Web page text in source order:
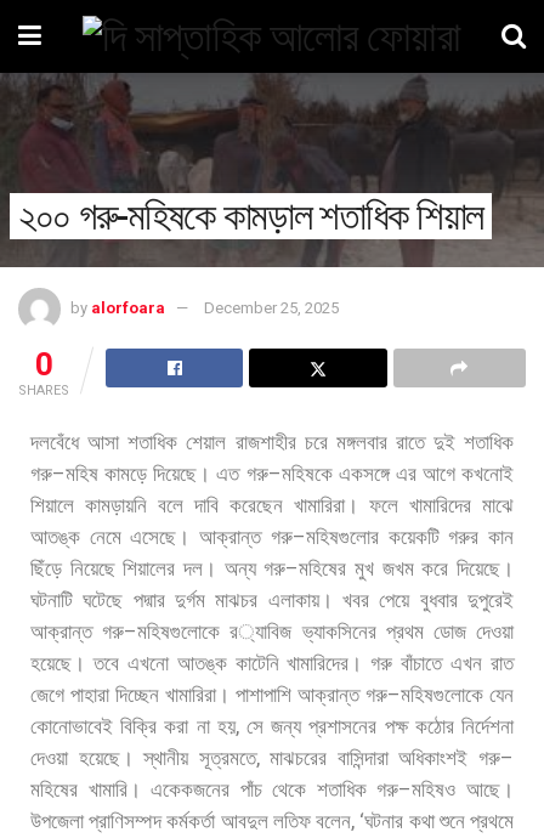
২০০ গরু-মহিষকে কামড়াল শতাধিক শিয়াল
by alorfoara December 25, 2025
0
SHARES
দলবেঁধে আসা শতাধিক শেয়াল রাজশাহীর চরে মঙ্গলবার রাতে দুই শতাধিক
গরু–মহিষ কামড়ে দিয়েছে। এত গরু–মহিষকে একসঙ্গে এর আগে কখনোই
শিয়ালে কামড়ায়নি বলে দাবি করেছেন খামারিরা। ফলে খামারিদের মাঝে
আতঙ্ক নেমে এসেছে। আক্রান্ত গরু–মহিষগুলোর কয়েকটি গরুর কান
ছিঁড়ে নিয়েছে শিয়ালের দল। অন্য গরু–মহিষের মুখ জখম করে দিয়েছে।
ঘটনাটি ঘটেছে পদ্মার দুর্গম মাঝচর এলাকায়। খবর পেয়ে বুধবার দুপুরেই
আক্রান্ত গরু–মহিষগুলোকে র্যাবিজ ভ্যাকসিনের প্রথম ডোজ দেওয়া
হয়েছে। তবে এখনো আতঙ্ক কাটেনি খামারিদের। গরু বাঁচাতে এখন রাত
জেগে পাহারা দিচ্ছেন খামারিরা। পাশাপাশি আক্রান্ত গরু–মহিষগুলোকে যেন
কোনোভাবেই বিক্রি করা না হয়,সে জন্য প্রশাসনের পক্ষ কঠোর নির্দেশনা
দেওয়া হয়েছে। স্থানীয় সূত্রমতে,মাঝচরের বাসিন্দারা অধিকাংশই গরু–
মহিষের খামারি। একেকজনের পাঁচ থেকে শতাধিক গরু–মহিষও আছে।
উপজেলা প্রাণিসম্পদ কর্মকর্তা আবদুল লতিফ বলেন, ‘ঘটনার কথা শুনে প্রথমে